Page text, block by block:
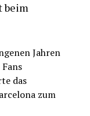
beim
Jahren
das
zum